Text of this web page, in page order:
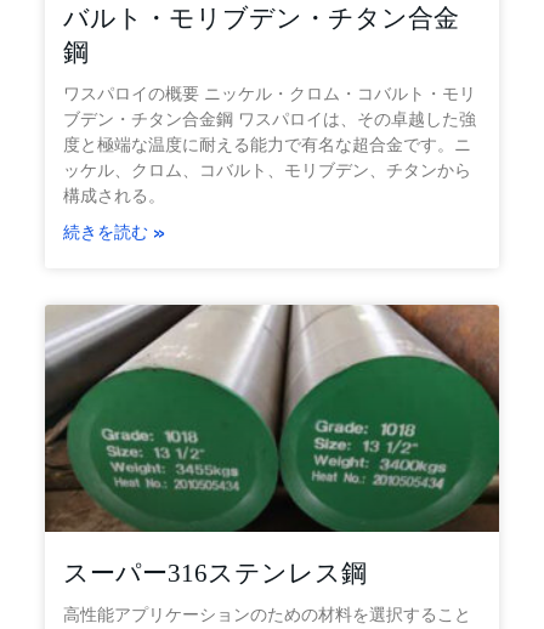
バルト・モリブデン・チタン合金
鋼
ワスパロイの概要 ニッケル・クロム・コバルト・モリ
ブデン・チタン合金鋼 ワスパロイは、その卓越した強
度と極端な温度に耐える能力で有名な超合金です。ニ
ッケル、クロム、コバルト、モリブデン、チタンから
構成される。
続きを読む »
スーパー316ステンレス鋼
高性能アプリケーションのための材料を選択すること